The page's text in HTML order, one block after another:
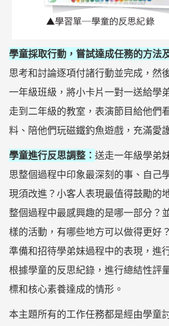
學童採取行動，嘗試達成任務的方法
思考和討論逐項付諸行動並完成，然
一年級班級，將小卡片一對一送給學
走到二年級的教室，表演節目給他們
料、陪他們玩磁鐵釣魚遊戲，充滿愛
學童進行反思調整： 送走一年級學弟
思整個過程中印象最深刻的事、自己
現須改進？小客人表現最值得鼓勵的
整個過程中最感興趣的是哪一部分？
樣的活動，有哪些地方可以做得更好
準備和招待學弟妹過程中的表現，進
根據學童的反思紀錄，進行總結性評
標和核心素養達成的情形。
本主題所有的工作任務都是經由學童